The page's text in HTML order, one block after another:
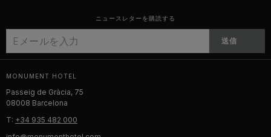
ニュースレターを購読する
送信
MONUMENT HOTEL
Passeig de Gràcia, 75
08008 Barcelona
T: +34 935 482 000